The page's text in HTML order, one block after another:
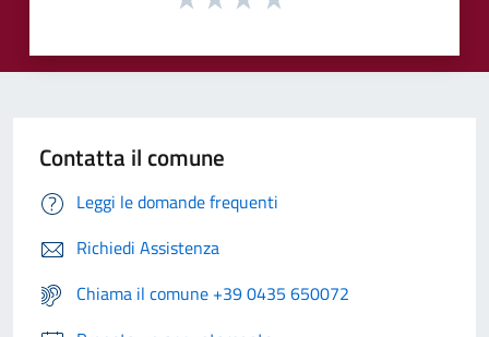
Contatta il comune
Leggi le domande frequenti
Richiedi Assistenza
Chiama il comune +39 0435 650072